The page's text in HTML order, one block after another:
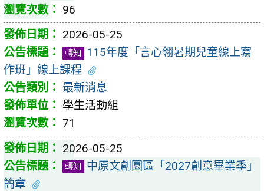
96
2026-05-25
轉知
115年度「言心翎暑期兒童線上寫
作班」線上課程
最新消息
學生活動組
71
2026-05-25
轉知
中原文創園區「2027創意畢業季」
簡章